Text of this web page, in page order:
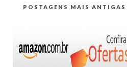
POSTAGENS MAIS ANTIGAS